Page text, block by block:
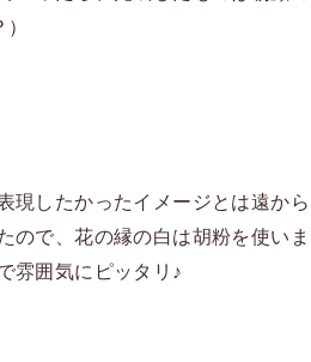
現したかったイメージとは遠から
ので、花の縁の白は胡粉を使いま
雰囲気にピッタリ♪